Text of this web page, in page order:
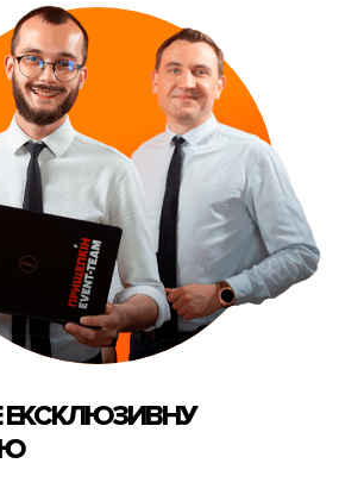
ЕКСКЛЮЗИВНУ